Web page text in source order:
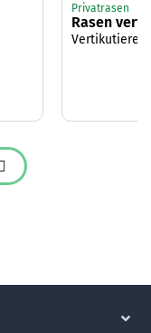
Privatrasen
Rasen